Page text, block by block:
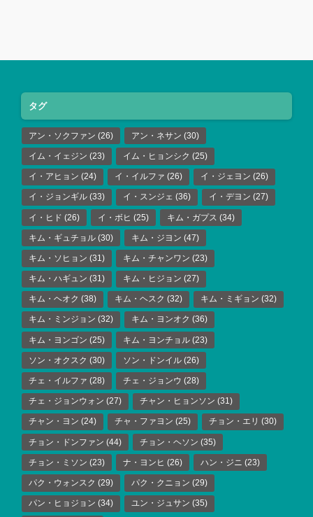
タグ
アン・ソクファン (26) アン・ネサン (30)
イム・イェジン (23) イム・ヒョンシク (25)
イ・アヒョン (24) イ・イルファ (26) イ・ジェヨン (26)
イ・ジョンギル (33) イ・スンジェ (36) イ・デヨン (27)
イ・ヒド (26) イ・ボヒ (25) キム・ガプス (34)
キム・ギュチョル (30) キム・ジヨン (47)
キム・ソヒョン (31) キム・チャンワン (23)
キム・ハギュン (31) キム・ヒジョン (27)
キム・ヘオク (38) キム・ヘスク (32) キム・ミギョン (32)
キム・ミンジョン (32) キム・ヨンオク (36)
キム・ヨンゴン (25) キム・ヨンチョル (23)
ソン・オクスク (30) ソン・ドンイル (26)
チェ・イルファ (28) チェ・ジョンウ (28)
チェ・ジョンウォン (27) チャン・ヒョンソン (31)
チャン・ヨン (24) チャ・ファヨン (25) チョン・エリ (30)
チョン・ドンファン (44) チョン・ヘソン (35)
チョン・ミソン (23) ナ・ヨンヒ (26) ハン・ジニ (23)
パク・ウォンスク (29) パク・クニョン (29)
パン・ヒョジョン (34) ユン・ジュサン (35)